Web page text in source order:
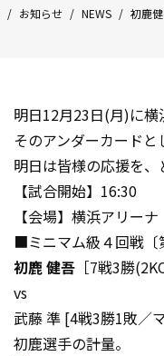
/ お知らせ / NEWS / 初鹿
明日12月23日(月)に横
そのアンダーカード
明日は皆様の応援を、
【試合開始】16:30
【会場】横浜アリーナ
■ミニマム級４回戦〔
初鹿 健吾 ［7戦3勝
vs
武藤 準 [4戦3勝1敗／
初鹿選手の計量。